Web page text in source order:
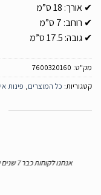
✔ אורך: 18 ס”מ
✔ רוחב: 7 ס”מ
✔ גובה: 17.5 ס”מ
מק"ט: 7600320160
קטגוריות: כל המוצרים, פינות
אנחנו